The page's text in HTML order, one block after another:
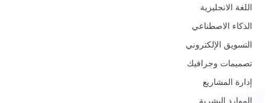
اللغة الانجليزية
الذكاء الاصطناعي
التسويق الإلكتروني
تصميمات وجرافيك
إدارة المشاريع
الموارد البشرية